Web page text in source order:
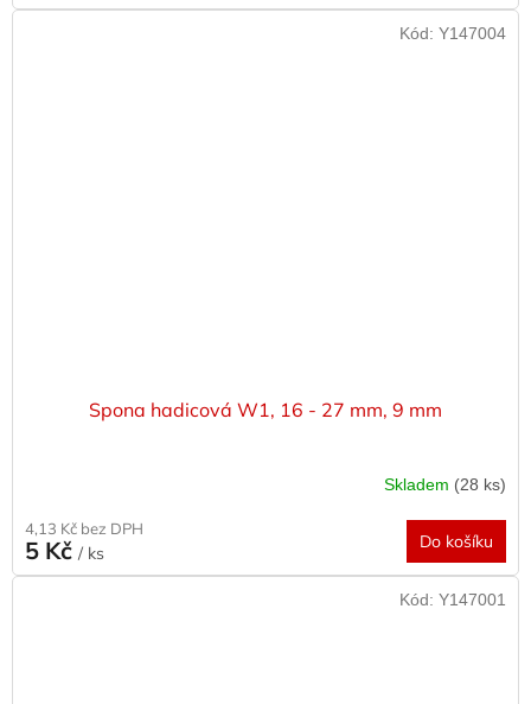
Spona hadicová W1, 16 - 27 mm, 9 mm
Skladem (28 ks)
4,13 Kč bez DPH
5 Kč / ks
Do košíku
Kód: Y147004
Kód: Y147001